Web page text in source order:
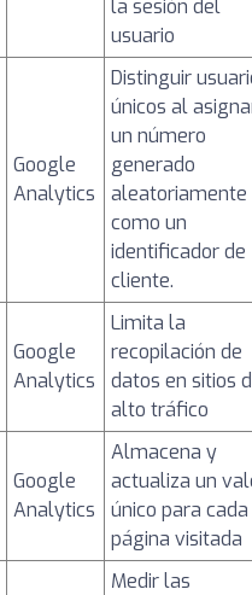
la sesión del
usuario
Google
Analytics
Distinguir
únicos al
un número
generado
aleatoriamente
como un
identificador de
cliente.
Google
Analytics
Limita la
recopilación de
datos en sitios
alto tráfico
Google
Analytics
Almacena y
actualiza un
único para cada
página visitada
Medir las